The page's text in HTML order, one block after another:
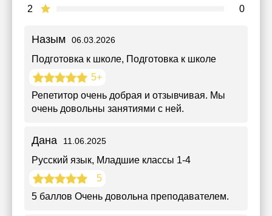
2 0
Назым 06.03.2026
Подготовка к школе, Подготовка к школе
5+
Репетитор очень добрая и отзывчивая. Мы
очень довольны занятиями с ней.
Дана 11.06.2025
Русский язык, Младшие классы 1-4
5
5 баллов Очень довольна преподавателем.